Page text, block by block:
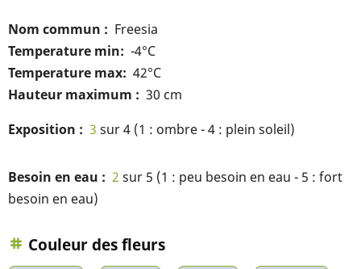
Nom commun
Freesia
Temperature min
-4°C
Temperature max 42°C
Hauteur maximum
30 cm
Exposition
3 sur 4 (1 : ombre - 4 : plein soleil)
Besoin en eau 2 sur 5 (1 : peu besoin en eau - 5 : fort
besoin en eau)
Couleur des fleurs